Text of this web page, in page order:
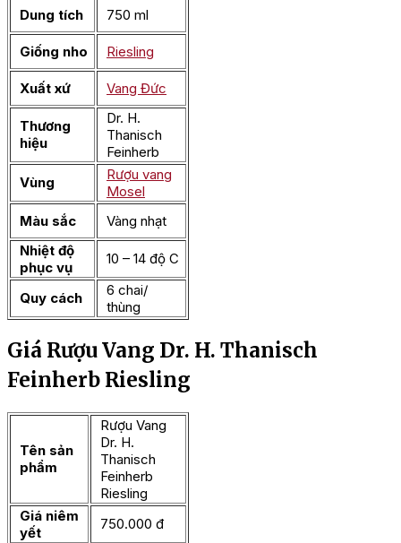
Dung tích 750 ml
Giống nho Riesling
Xuất xứ Vang Đức
Thương
hiệu
Dr. H.
Thanisch
Feinherb
Vùng
Rượu vang
Mosel
Màu sắc
Vàng nhạt
Nhiệt độ
phục vụ
10 – 14 độ C
Quy cách
6 chai/
thùng
Giá Rượu Vang Dr. H. Thanisch
Feinherb Riesling
Tên sản
phẩm
Rượu Vang
Dr. H.
Thanisch
Feinherb
Riesling
Giá niêm
yết
750.000 đ